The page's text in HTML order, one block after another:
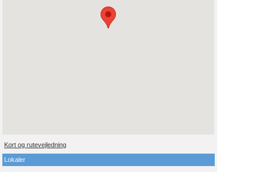
Kort og rutevejledning
Lokaler